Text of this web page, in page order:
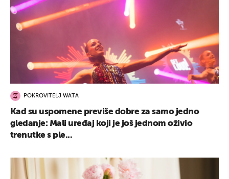
POKROVITELJ WATA
Kad su uspomene previše dobre za samo jedno
gledanje: Mali uređaj koji je još jednom oživio
trenutke s ple...